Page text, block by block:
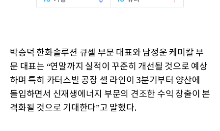
박승덕 한화솔루션 큐셀 부문 대표와 남정운 케미칼 부
문 대표는 “연말까지 실적이 꾸준히 개선될 것으로 예상
하며 특히 카터스빌 공장 셀 라인이 3분기부터 양산에
돌입하면서 신재생에너지 부문의 견조한 수익 창출이 본
격화될 것으로 기대한다”고 말했다.